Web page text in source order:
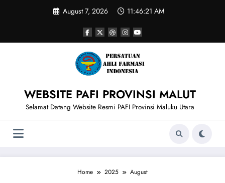
August 7, 2026 11:46:21 AM
WEBSITE PAFI PROVINSI MALUT
Selamat Datang Website Resmi PAFI Provinsi Maluku Utara
Home 2025 August